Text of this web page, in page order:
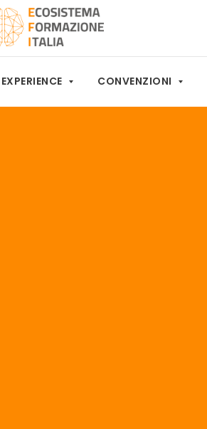
EXPERIENCE CONVENZIONI